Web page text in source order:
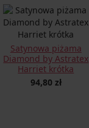
Satynowa piżama
Diamond by Astratex
Harriet krótka
94,80 zł